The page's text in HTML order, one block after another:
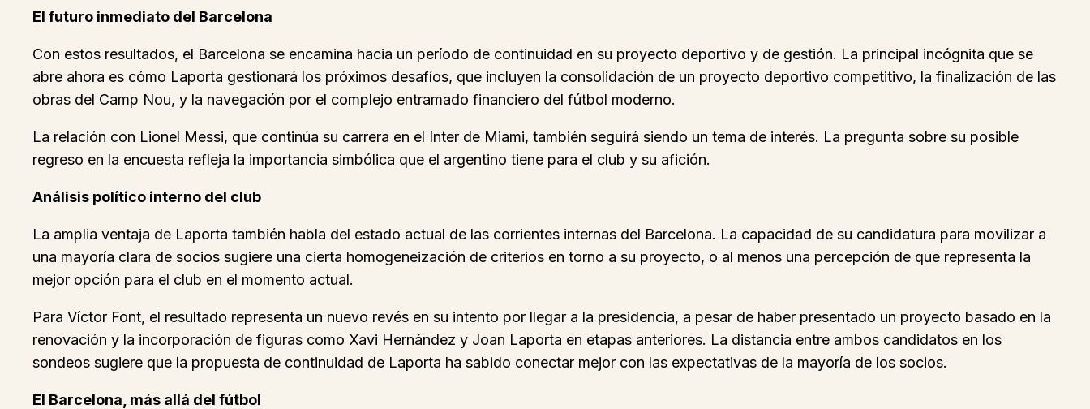
El futuro inmediato del Barcelona
Con estos resultados, el Barcelona se encamina hacia un período de continuidad en su proyecto deportivo y de gestión. La principal incógnita que se
abre ahora es cómo Laporta gestionará los próximos desafíos, que incluyen la consolidación de un proyecto deportivo competitivo, la finalización de las
obras del Camp Nou, y la navegación por el complejo entramado financiero del fútbol moderno.
La relación con Lionel Messi, que continúa su carrera en el Inter de Miami, también seguirá siendo un tema de interés. La pregunta sobre su posible
regreso en la encuesta refleja la importancia simbólica que el argentino tiene para el club y su afición.
Análisis político interno del club
La amplia ventaja de Laporta también habla del estado actual de las corrientes internas del Barcelona. La capacidad de su candidatura para movilizar a
una mayoría clara de socios sugiere una cierta homogeneización de criterios en torno a su proyecto, o al menos una percepción de que representa la
mejor opción para el club en el momento actual.
Para Víctor Font, el resultado representa un nuevo revés en su intento por llegar a la presidencia, a pesar de haber presentado un proyecto basado en la
renovación y la incorporación de figuras como Xavi Hernández y Joan Laporta en etapas anteriores. La distancia entre ambos candidatos en los
sondeos sugiere que la propuesta de continuidad de Laporta ha sabido conectar mejor con las expectativas de la mayoría de los socios.
El Barcelona, más allá del fútbol